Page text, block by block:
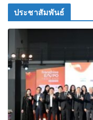
ประชาสัมพันธ์